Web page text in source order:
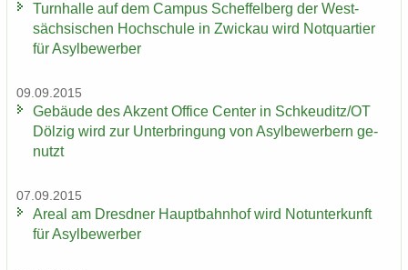
Turn­hal­le auf dem Cam­pus Schef­fel­berg der West­
säch­si­schen Hoch­schu­le in Zwi­ckau wird Not­quar­tier
für Asyl­be­wer­ber
09.09.2015
Ge­bäu­de des Ak­zent Of­fice Cen­ter in Schkeu­ditz/OT
Döl­zig wird zur Un­ter­brin­gung von Asyl­be­wer­bern ge­
nutzt
07.09.2015
Areal am Dresd­ner Haupt­bahn­hof wird Not­un­ter­kunft
für Asyl­be­wer­ber